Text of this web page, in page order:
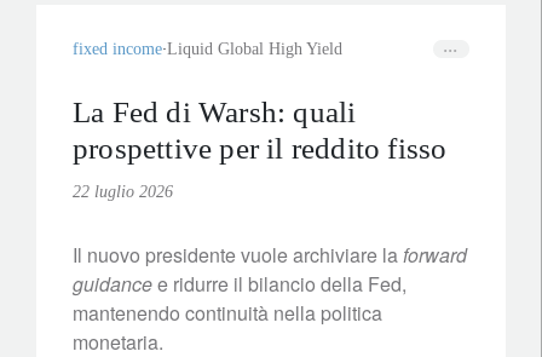
fixed income Liquid Global High Yield
La Fed di Warsh: quali
prospettive per il reddito fisso
22 luglio 2026
Il nuovo presidente vuole archiviare laforward
guidancee ridurre il bilancio della Fed,
mantenendo continuità nella politica
monetaria.